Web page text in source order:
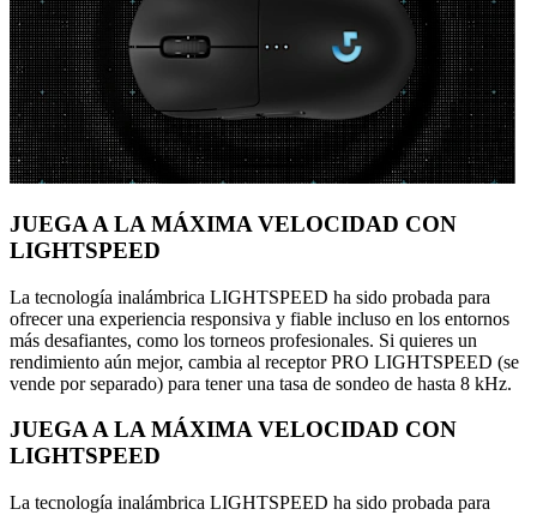
JUEGA A LA MÁXIMA VELOCIDAD CON
LIGHTSPEED
La tecnología inalámbrica LIGHTSPEED ha sido probada para
ofrecer una experiencia responsiva y fiable incluso en los entornos
más desafiantes, como los torneos profesionales. Si quieres un
rendimiento aún mejor, cambia al receptor PRO LIGHTSPEED (se
vende por separado) para tener una tasa de sondeo de hasta 8 kHz.
JUEGA A LA MÁXIMA VELOCIDAD CON
LIGHTSPEED
La tecnología inalámbrica LIGHTSPEED ha sido probada para